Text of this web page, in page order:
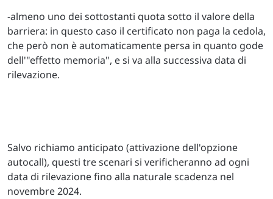
-almeno uno dei sottostanti quota sotto il valore della
barriera: in questo caso il certificato non paga la cedola,
che però non è automaticamente persa in quanto gode
dell'"effetto memoria", e si va alla successiva data di
rilevazione.
Salvo richiamo anticipato (attivazione dell'opzione
autocall), questi tre scenari si verificheranno ad ogni
data di rilevazione fino alla naturale scadenza nel
novembre 2024.